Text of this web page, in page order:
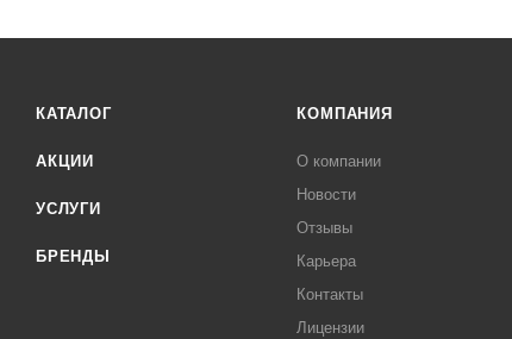
КАТАЛОГ
АКЦИИ
УСЛУГИ
БРЕНДЫ
КОМПАНИЯ
О компании
Новости
Отзывы
Карьера
Контакты
Лицензии